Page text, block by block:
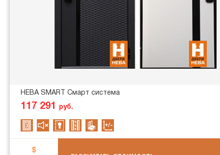
НЕВА SMART Смарт система
117 291 руб.